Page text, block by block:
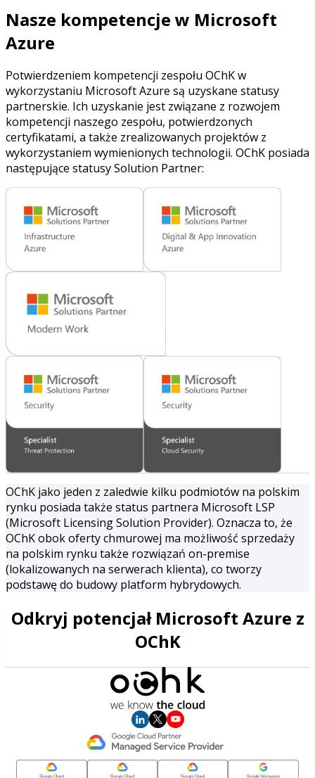
Nasze kompetencje w Microsoft
Azure
Potwierdzeniem kompetencji zespołu OChK w
wykorzystaniu Microsoft Azure są uzyskane statusy
partnerskie. Ich uzyskanie jest związane z rozwojem
kompetencji naszego zespołu, potwierdzonych
certyfikatami, a także zrealizowanych projektów z
wykorzystaniem wymienionych technologii. OChK posiada
następujące statusy Solution Partner:
OChK jako jeden z zaledwie kilku podmiotów na polskim
rynku posiada także status partnera Microsoft LSP
(Microsoft Licensing Solution Provider). Oznacza to, że
OChK obok oferty chmurowej ma możliwość sprzedaży
na polskim rynku także rozwiązań on-premise
(lokalizowanych na serwerach klienta), co tworzy
podstawę do budowy platform hybrydowych.
Odkryj potencjał Microsoft Azure z
OChK